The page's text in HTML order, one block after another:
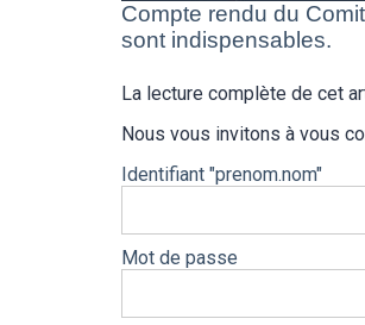
Compte rendu du
sont indispensables.
La lecture complète de cet
Nous vous invitons à vous
Identifiant "prenom.nom"
Mot de passe